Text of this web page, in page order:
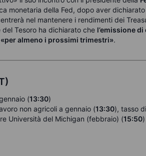
monetaria della Fed, dopo aver
nel mantenere i rendimenti dei
Tesoro ha dichiarato che l’emissione
almeno i prossimi trimestri».
(13:30)
non agricoli a gennaio (13:30), tasso
Università del Michigan (febbraio) (15:50)